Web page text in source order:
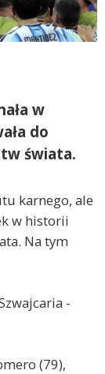
w
do
świata.
karnego, ale
w historii
Na tym
-
(79),